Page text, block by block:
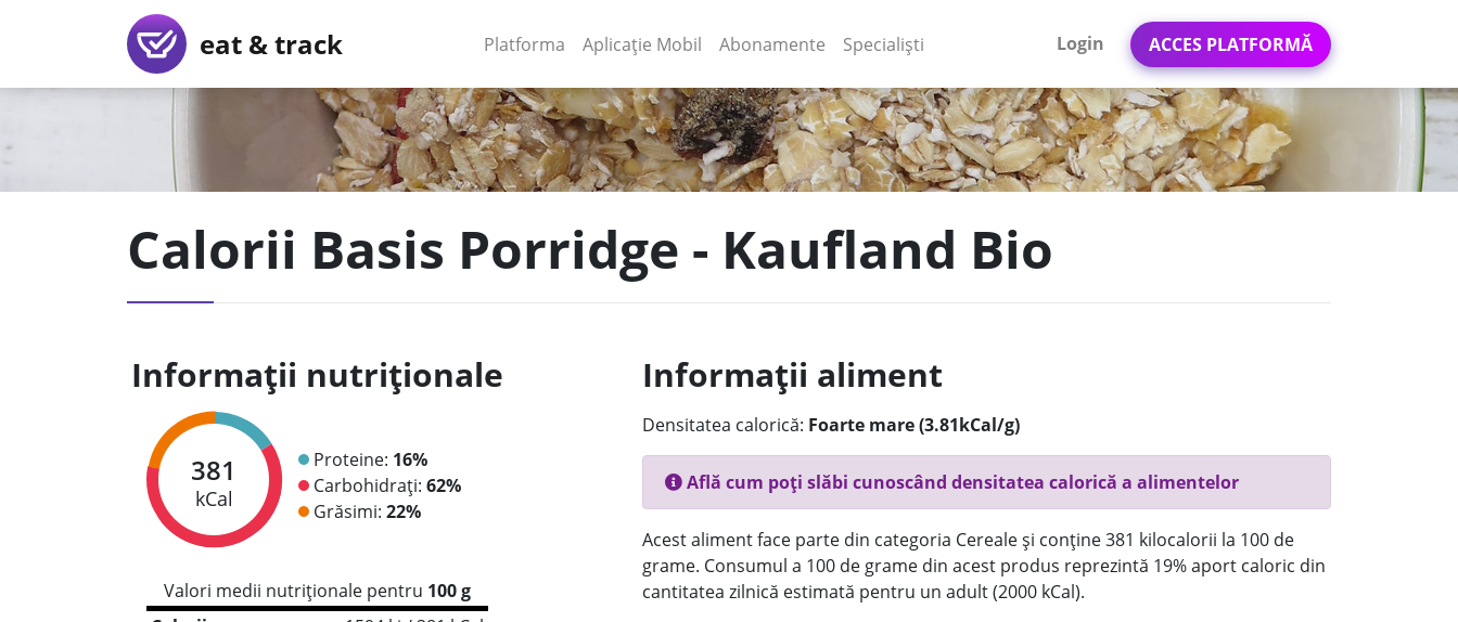
eat & track Platforma (current)
Aplicație Mobil (current)
Abonamente Specialiști Login ACCES PLATFORMĂ
Calorii Basis Porridge - Kaufland Bio
Informații nutriționale
381
kCal
Proteine: 16%
Carbohidrați: 62%
Grăsimi: 22%
Valori medii nutriționale pentru 100 g
Informații aliment
Densitatea calorică: Foarte mare (3.81kCal/g)
Află cum poți slăbi cunoscând densitatea calorică a alimentelor
Acest aliment face parte din categoria Cereale și conține 381 kilocalorii la 100 de
grame. Consumul a 100 de grame din acest produs reprezintă 19% aport caloric din
cantitatea zilnică estimată pentru un adult (2000 kCal).